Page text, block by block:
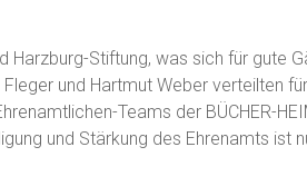
Harzburg-Stiftung, was sich für gute
und Hartmut Weber verteilten
Teams der BÜCHER-
und Stärkung des Ehrenamts ist